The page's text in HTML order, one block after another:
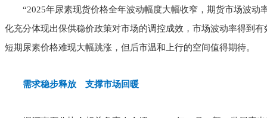
“2025年尿素现货价格全年波动幅度大幅收窄，期货市场波动
化充分体现出保供稳价政策对市场的调控成效，市场波动率得到
短期尿素价格难现大幅跳涨，但后市温和上行的空间值得期待。
需求稳步释放 支撑市场回暖